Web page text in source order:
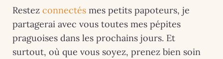
Restez connectés mes petits papoteurs, je
partagerai avec vous toutes mes pépites
praguoises dans les prochains jours. Et
surtout, où que vous soyez, prenez bien soin